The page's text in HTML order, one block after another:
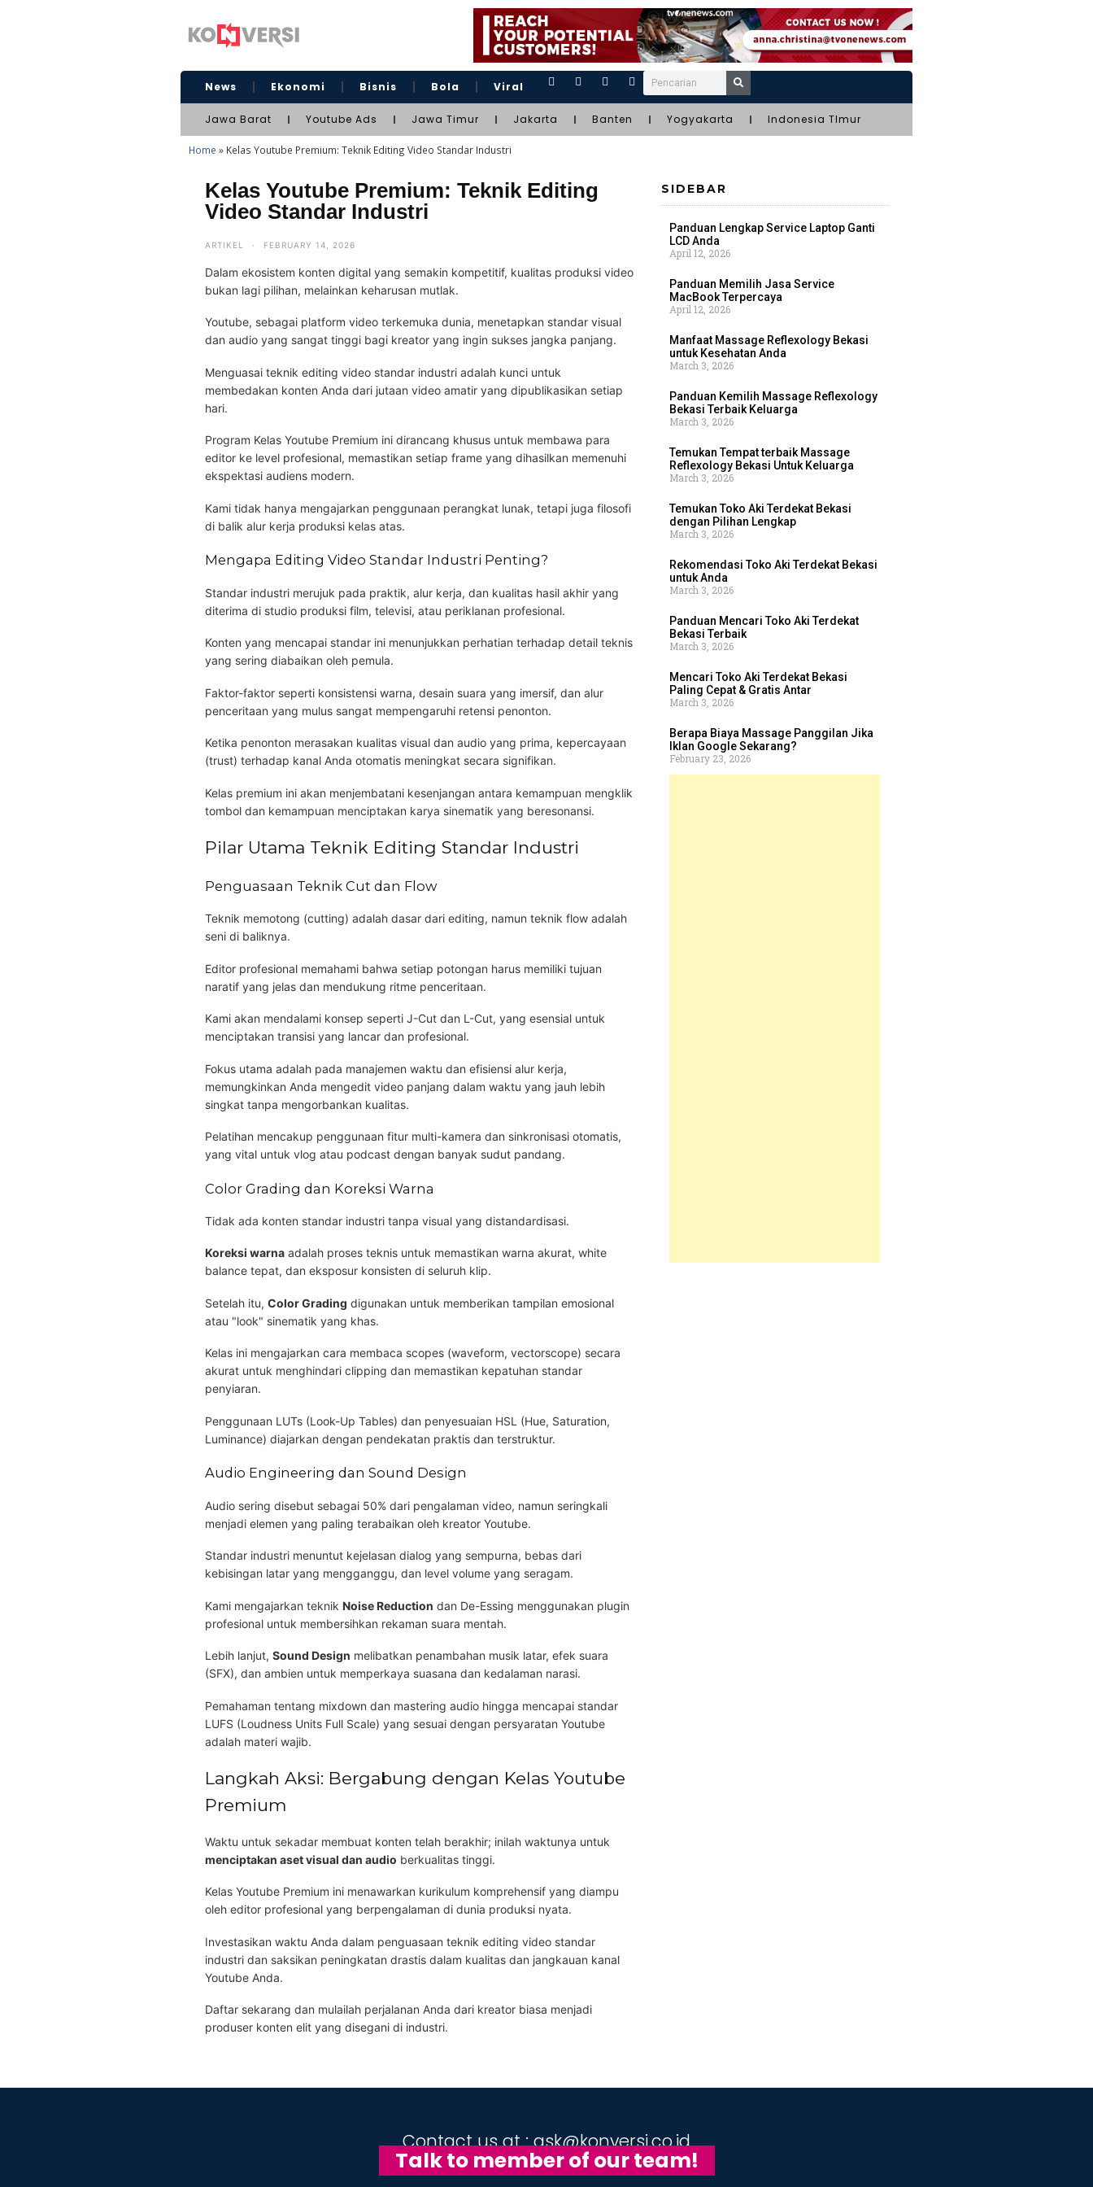
News Ekonomi Bisnis Bola Viral
Jawa Barat Youtube Ads Jawa Timur Jakarta Banten Yogyakarta Indonesia TImur
Home » Kelas Youtube Premium: Teknik Editing Video Standar Industri
Kelas Youtube Premium: Teknik Editing
Video Standar Industri
ARTIKEL · FEBRUARY 14, 2026
Dalam ekosistem konten digital yang semakin kompetitif, kualitas produksi video
bukan lagi pilihan, melainkan keharusan mutlak.
Youtube, sebagai platform video terkemuka dunia, menetapkan standar visual
dan audio yang sangat tinggi bagi kreator yang ingin sukses jangka panjang.
Menguasai teknik editing video standar industri adalah kunci untuk
membedakan konten Anda dari jutaan video amatir yang dipublikasikan setiap
hari.
Program Kelas Youtube Premium ini dirancang khusus untuk membawa para
editor ke level profesional, memastikan setiap frame yang dihasilkan memenuhi
ekspektasi audiens modern.
Kami tidak hanya mengajarkan penggunaan perangkat lunak, tetapi juga filosofi
di balik alur kerja produksi kelas atas.
Mengapa Editing Video Standar Industri Penting?
Standar industri merujuk pada praktik, alur kerja, dan kualitas hasil akhir yang
diterima di studio produksi film, televisi, atau periklanan profesional.
Konten yang mencapai standar ini menunjukkan perhatian terhadap detail teknis
yang sering diabaikan oleh pemula.
Faktor-faktor seperti konsistensi warna, desain suara yang imersif, dan alur
penceritaan yang mulus sangat mempengaruhi retensi penonton.
Ketika penonton merasakan kualitas visual dan audio yang prima, kepercayaan
(trust) terhadap kanal Anda otomatis meningkat secara signifikan.
Kelas premium ini akan menjembatani kesenjangan antara kemampuan mengklik
tombol dan kemampuan menciptakan karya sinematik yang beresonansi.
Pilar Utama Teknik Editing Standar Industri
Penguasaan Teknik Cut dan Flow
Teknik memotong (cutting) adalah dasar dari editing, namun teknik flow adalah
seni di baliknya.
Editor profesional memahami bahwa setiap potongan harus memiliki tujuan
naratif yang jelas dan mendukung ritme penceritaan.
Kami akan mendalami konsep seperti J-Cut dan L-Cut, yang esensial untuk
menciptakan transisi yang lancar dan profesional.
Fokus utama adalah pada manajemen waktu dan efisiensi alur kerja,
memungkinkan Anda mengedit video panjang dalam waktu yang jauh lebih
singkat tanpa mengorbankan kualitas.
Pelatihan mencakup penggunaan fitur multi-kamera dan sinkronisasi otomatis,
yang vital untuk vlog atau podcast dengan banyak sudut pandang.
Color Grading dan Koreksi Warna
Tidak ada konten standar industri tanpa visual yang distandardisasi.
Koreksi warna adalah proses teknis untuk memastikan warna akurat, white
balance tepat, dan eksposur konsisten di seluruh klip.
Setelah itu, Color Grading digunakan untuk memberikan tampilan emosional
atau "look" sinematik yang khas.
Kelas ini mengajarkan cara membaca scopes (waveform, vectorscope) secara
akurat untuk menghindari clipping dan memastikan kepatuhan standar
penyiaran.
Penggunaan LUTs (Look-Up Tables) dan penyesuaian HSL (Hue, Saturation,
Luminance) diajarkan dengan pendekatan praktis dan terstruktur.
Audio Engineering dan Sound Design
Audio sering disebut sebagai 50% dari pengalaman video, namun seringkali
menjadi elemen yang paling terabaikan oleh kreator Youtube.
Standar industri menuntut kejelasan dialog yang sempurna, bebas dari
kebisingan latar yang mengganggu, dan level volume yang seragam.
Kami mengajarkan teknik Noise Reduction dan De-Essing menggunakan plugin
profesional untuk membersihkan rekaman suara mentah.
Lebih lanjut, Sound Design melibatkan penambahan musik latar, efek suara
(SFX), dan ambien untuk memperkaya suasana dan kedalaman narasi.
Pemahaman tentang mixdown dan mastering audio hingga mencapai standar
LUFS (Loudness Units Full Scale) yang sesuai dengan persyaratan Youtube
adalah materi wajib.
Langkah Aksi: Bergabung dengan Kelas Youtube
Premium
Waktu untuk sekadar membuat konten telah berakhir; inilah waktunya untuk
menciptakan aset visual dan audio berkualitas tinggi.
Kelas Youtube Premium ini menawarkan kurikulum komprehensif yang diampu
oleh editor profesional yang berpengalaman di dunia produksi nyata.
Investasikan waktu Anda dalam penguasaan teknik editing video standar
industri dan saksikan peningkatan drastis dalam kualitas dan jangkauan kanal
Youtube Anda.
Daftar sekarang dan mulailah perjalanan Anda dari kreator biasa menjadi
produser konten elit yang disegani di industri.
SIDEBAR
Panduan Lengkap Service Laptop Ganti
LCD Anda
April 12, 2026
Panduan Memilih Jasa Service
MacBook Terpercaya
April 12, 2026
Manfaat Massage Reflexology Bekasi
untuk Kesehatan Anda
March 3, 2026
Panduan Kemilih Massage Reflexology
Bekasi Terbaik Keluarga
March 3, 2026
Temukan Tempat terbaik Massage
Reflexology Bekasi Untuk Keluarga
March 3, 2026
Temukan Toko Aki Terdekat Bekasi
dengan Pilihan Lengkap
March 3, 2026
Rekomendasi Toko Aki Terdekat Bekasi
untuk Anda
March 3, 2026
Panduan Mencari Toko Aki Terdekat
Bekasi Terbaik
March 3, 2026
Mencari Toko Aki Terdekat Bekasi
Paling Cepat & Gratis Antar
March 3, 2026
Berapa Biaya Massage Panggilan Jika
Iklan Google Sekarang?
February 23, 2026
Contact us at : ask@konversi.co.id
Talk to member of our team!